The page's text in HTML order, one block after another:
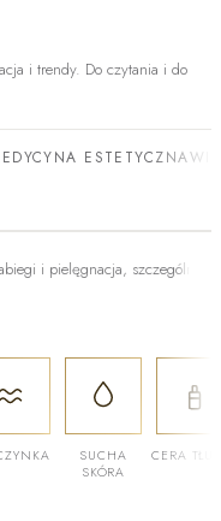
i trendy. Do czytania i do
ESTETYCZNA
szczególnie zimą Po
SUCHA
SKÓRA
CERA